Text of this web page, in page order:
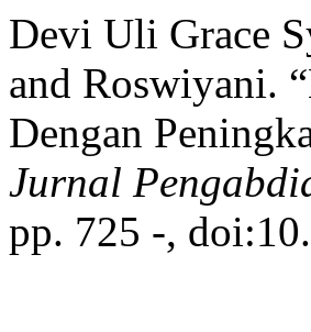
Devi Uli Grace
and Roswiyani.
Dengan
Jurnal
pp. 725 -,